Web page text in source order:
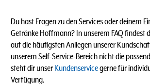
Du hast Fragen zu den Services oder deinem
Getränke Hoffmann? In unserem FAQ findest
auf die häufigsten Anliegen unserer
unserem Self-Service-Bereich nicht die
steht dir unser Kundenservicegerne für
Verfügung.